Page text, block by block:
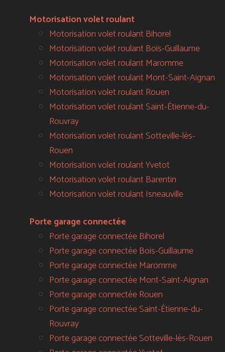
Motorisation volet roulant
Motorisation volet roulant Bihorel
Motorisation volet roulant Bois-Guillaume
Motorisation volet roulant Maromme
Motorisation volet roulant Mont-Saint-Aignan
Motorisation volet roulant Rouen
Motorisation volet roulant Saint-Étienne-du-
Rouvray
Motorisation volet roulant Sotteville-lès-
Rouen
Motorisation volet roulant Yvetot
Motorisation volet roulant Barentin
Motorisation volet roulant Isneauville
Porte garage connectée
Porte garage connectée Bihorel
Porte garage connectée Bois-Guillaume
Porte garage connectée Maromme
Porte garage connectée Mont-Saint-Aignan
Porte garage connectée Rouen
Porte garage connectée Saint-Étienne-du-
Rouvray
Porte garage connectée Sotteville-lès-Rouen